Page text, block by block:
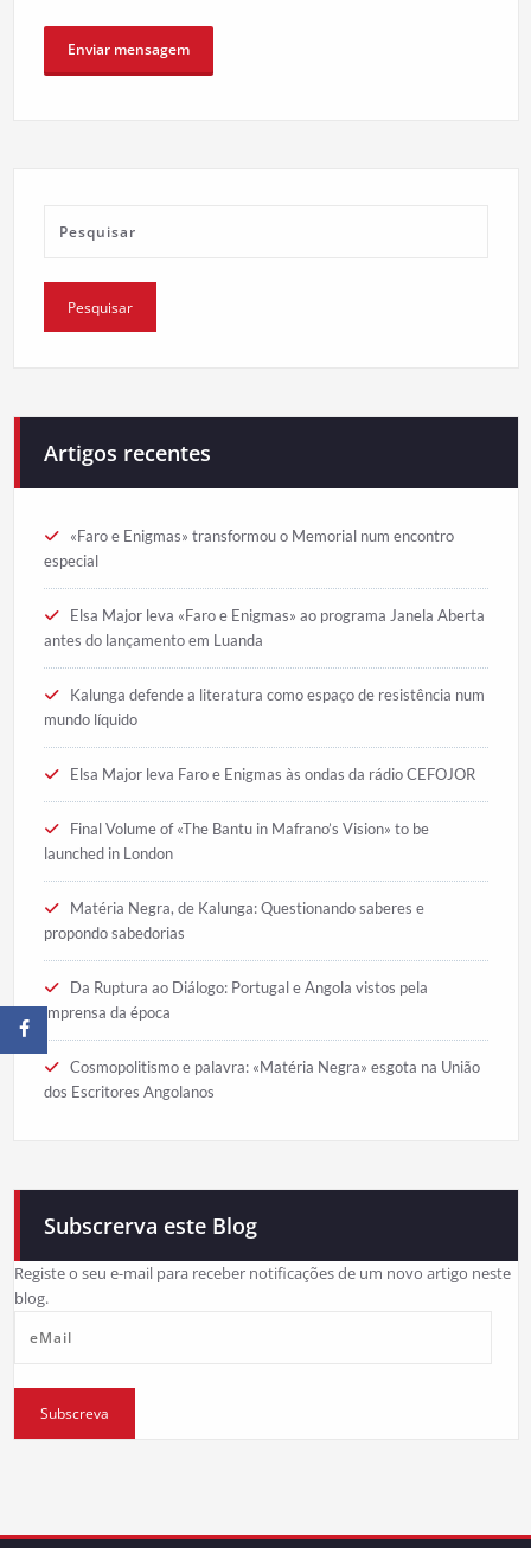
Artigos recentes
«Faro e Enigmas» transformou o Memorial num encontro
especial
Elsa Major leva «Faro e Enigmas» ao programa Janela Aberta
antes do lançamento em Luanda
Kalunga defende a literatura como espaço de resistência num
mundo líquido
Elsa Major leva Faro e Enigmas às ondas da rádio CEFOJOR
Final Volume of «The Bantu in Mafrano’s Vision» to be
launched in London
Matéria Negra, de Kalunga: Questionando saberes e
propondo sabedorias
Da Ruptura ao Diálogo: Portugal e Angola vistos pela
imprensa da época
Cosmopolitismo e palavra: «Matéria Negra» esgota na União
dos Escritores Angolanos
Subscrerva este Blog
Registe o seu e-mail para receber notificações de um novo artigo neste
blog.
Subscreva